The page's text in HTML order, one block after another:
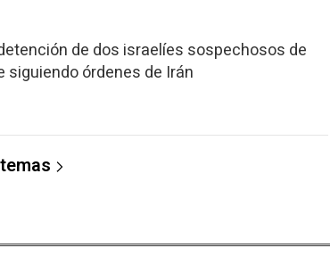
de dos israelíes sospechosos de
órdenes de Irán